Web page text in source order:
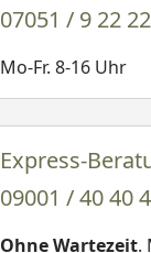
07051 / 9 22 22
Mo-Fr. 8-16 Uhr
Express-
09001 / 40 40
Ohne Wartezeit.